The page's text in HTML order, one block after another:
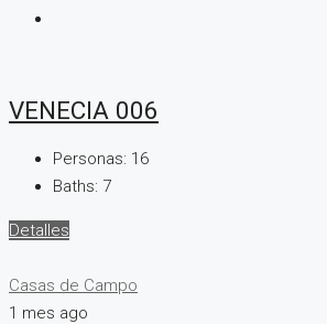
VENECIA 006
Personas: 16
Baths: 7
Detalles
Casas de Campo
1 mes ago